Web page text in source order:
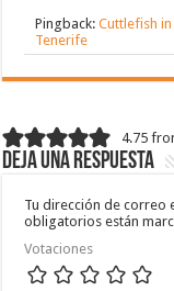
Pingback:Cuttlefish in
Tenerife
4.75
Deja una respuesta
Tu dirección de correo
obligatorios están
Votaciones